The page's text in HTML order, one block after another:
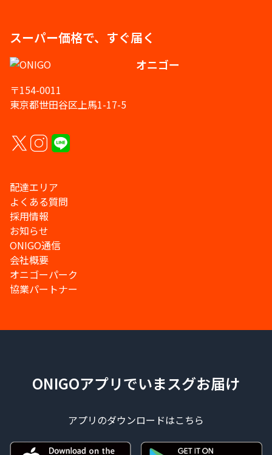
スーパー価格で、すぐ届く
オニゴー
〒154-0011
東京都世田谷区上馬1-17-5
配達エリア
よくある質問
採用情報
お知らせ
ONIGO通信
会社概要
オニゴーパーク
協業パートナー
ONIGOアプリでいまスグお届け
アプリのダウンロードはこちら